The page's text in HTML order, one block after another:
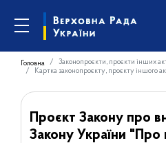
Головна Законопроєкти, проєкти інших
Картка законопроєкту, проєкту іншого
Проєкт Закону про
Закону України "Про